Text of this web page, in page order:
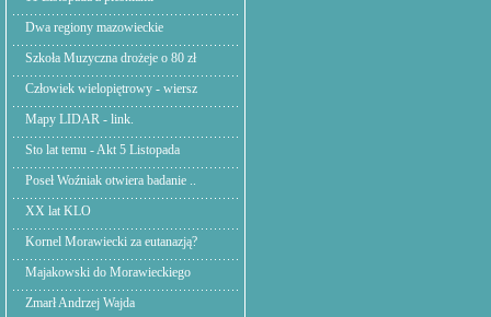
Dwa regiony mazowieckie
Szkoła Muzyczna drożeje o 80 zł
Człowiek wielopiętrowy - wiersz
Mapy LIDAR - link.
Sto lat temu - Akt 5 Listopada
Poseł Woźniak otwiera badanie ..
XX lat KLO
Kornel Morawiecki za eutanazją?
Majakowski do Morawieckiego
Zmarł Andrzej Wajda